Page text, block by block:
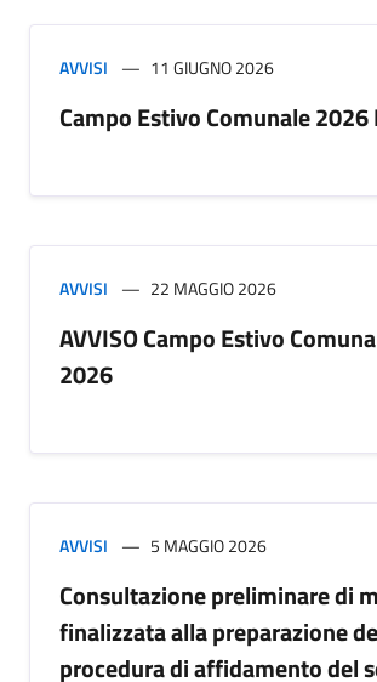
AVVISI 11 GIUGNO 2026
Campo Estivo Comunale 2026
AVVISI 22 MAGGIO 2026
AVVISO Campo Estivo
2026
AVVISI 5 MAGGIO 2026
Consultazione preliminare di
finalizzata alla preparazione
procedura di affidamento del